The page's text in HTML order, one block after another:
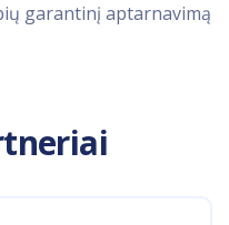
garantinį aptarnavimą